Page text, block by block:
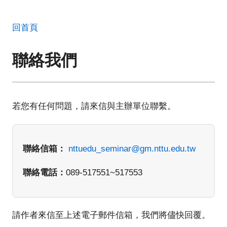
回首頁
聯絡我們
若您有任何問題，請來信與主辦單位聯繫。
聯絡信箱： nttuedu_seminar@gm.nttu.edu.tw
聯絡電話： 089-517551~517553
請作者來信至上述電子郵件信箱，我們將儘快回覆。